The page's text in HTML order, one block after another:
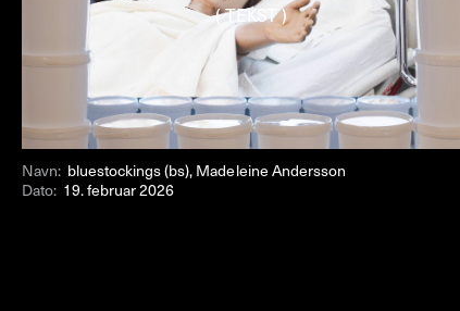
( TEKST )
Navn: bluestockings (bs), Madeleine Andersson
Dato: 19. februar 2026